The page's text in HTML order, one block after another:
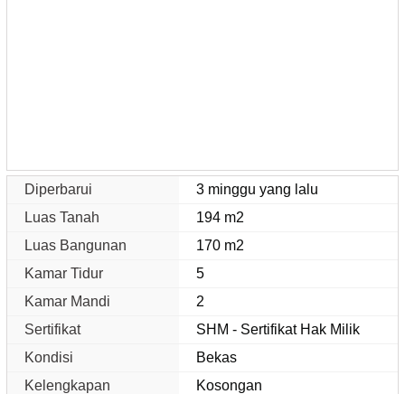
Diperbarui
3 minggu yang lalu
Luas Tanah
194 m2
Luas Bangunan
170 m2
Kamar Tidur
5
Kamar Mandi
2
Sertifikat
SHM - Sertifikat Hak Milik
Kondisi
Bekas
Kelengkapan
Kosongan